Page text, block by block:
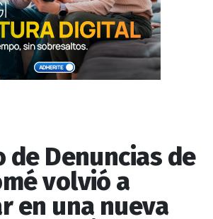
de Denuncias de
volvió a
en una nueva